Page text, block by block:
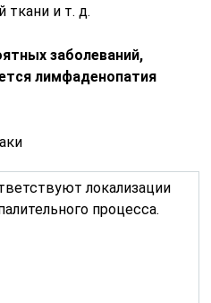
ткани и т. д.
заболеваний,
лимфаденопатия
локализации
процесса.